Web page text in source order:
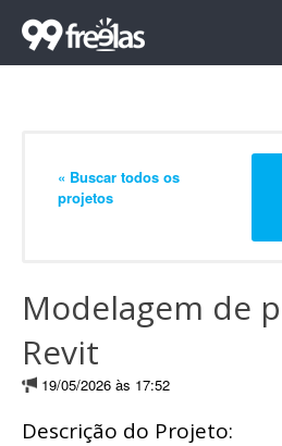
« Buscar todos os
projetos
Modelagem de
Revit
19/05/2026 às 17:52
Descrição do Projeto: